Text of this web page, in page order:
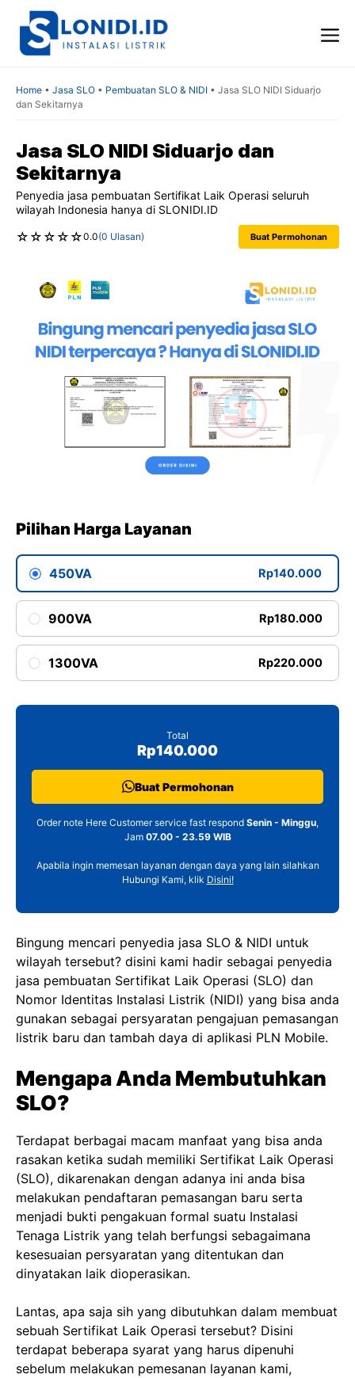
content
Home • Jasa SLO • Pembuatan SLO & NIDI • Jasa SLO NIDI Siduarjo
dan Sekitarnya
Jasa SLO NIDI Siduarjo dan
Sekitarnya
Penyedia jasa pembuatan Sertifikat Laik Operasi seluruh
wilayah Indonesia hanya di SLONIDI.ID
☆ ☆ ☆ ☆ ☆0.0(0 Ulasan) Buat Permohonan
Pilihan Harga Layanan
450VA Rp140.000
900VA Rp180.000
1300VA Rp220.000
Total
Rp140.000
Buat Permohonan
Order note Here Customer service fast respond Senin - Minggu,
Jam 07.00 - 23.59 WIB
Apabila ingin memesan layanan dengan daya yang lain silahkan
Hubungi Kami, klik Disini!
Bingung mencari penyedia jasa SLO & NIDI untuk
wilayah tersebut? disini kami hadir sebagai penyedia
jasa pembuatan Sertifikat Laik Operasi (SLO) dan
Nomor Identitas Instalasi Listrik (NIDI) yang bisa anda
gunakan sebagai persyaratan pengajuan pemasangan
listrik baru dan tambah daya di aplikasi PLN Mobile.
Mengapa Anda Membutuhkan
SLO?
Terdapat berbagai macam manfaat yang bisa anda
rasakan ketika sudah memiliki Sertifikat Laik Operasi
(SLO), dikarenakan dengan adanya ini anda bisa
melakukan pendaftaran pemasangan baru serta
menjadi bukti pengakuan formal suatu Instalasi
Tenaga Listrik yang telah berfungsi sebagaimana
kesesuaian persyaratan yang ditentukan dan
dinyatakan laik dioperasikan.
Lantas, apa saja sih yang dibutuhkan dalam membuat
sebuah Sertifikat Laik Operasi tersebut? Disini
terdapat beberapa syarat yang harus dipenuhi
sebelum melakukan pemesanan layanan kami,